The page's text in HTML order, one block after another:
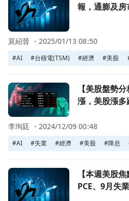
報，通膨及
#AI #台積電(TSM) #經濟 #美股
莫紹晉 ・2025/01/13 08:50
前往【美股盤勢分析】非農回升
【美股盤勢
漲，美股漲
#AI #失業 #經濟 #美股 #降息
李珣廷 ・2024/12/09 00:48
前往【本週美股焦點】超級財報
【本週美股
PCE、9月失